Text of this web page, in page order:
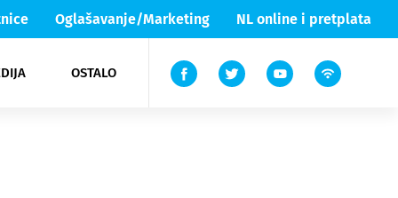
Oglašavanje/Marketing NL online i pretplata
OSTALO
Lika & Senj
TV